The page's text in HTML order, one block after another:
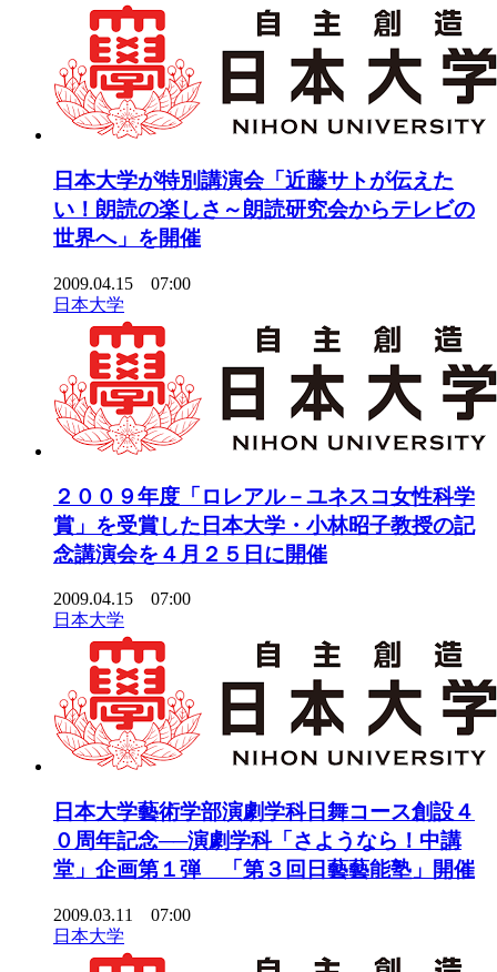
日本大学が特別講演会「近藤サトが伝えた
い！朗読の楽しさ～朗読研究会からテレビの
世界へ」を開催
2009.04.15 07:00
日本大学
２００９年度「ロレアル－ユネスコ女性科学
賞」を受賞した日本大学・小林昭子教授の記
念講演会を４月２５日に開催
2009.04.15 07:00
日本大学
日本大学藝術学部演劇学科日舞コース創設４
０周年記念──演劇学科「さようなら！中講
堂」企画第１弾 「第３回日藝藝能塾」開催
2009.03.11 07:00
日本大学